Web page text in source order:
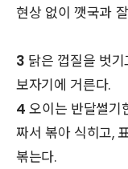
현상 없이 깻국과
3 닭은 껍질을 벗
보자기에 거른다.
4 오이는 반달썰기
짜서 볶아 식히고,
볶는다.